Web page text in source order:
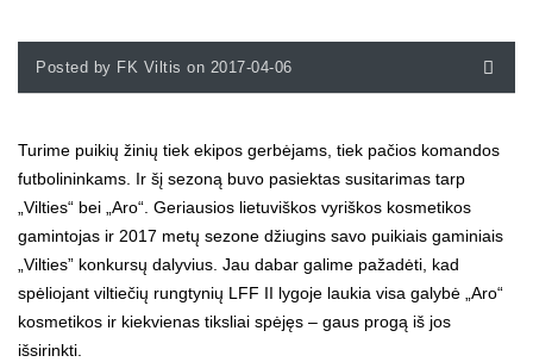
Posted by FK Viltis on 2017-04-06
Turime puikių žinių tiek ekipos gerbėjams, tiek pačios komandos
futbolininkams. Ir šį sezoną buvo pasiektas susitarimas tarp
„Vilties“ bei „Aro“. Geriausios lietuviškos vyriškos kosmetikos
gamintojas ir 2017 metų sezone džiugins savo puikiais gaminiais
„Vilties” konkursų dalyvius. Jau dabar galime pažadėti, kad
spėliojant viltiečių rungtynių LFF II lygoje laukia visa galybė „Aro“
kosmetikos ir kiekvienas tiksliai spėjęs – gaus progą iš jos
išsirinkti.